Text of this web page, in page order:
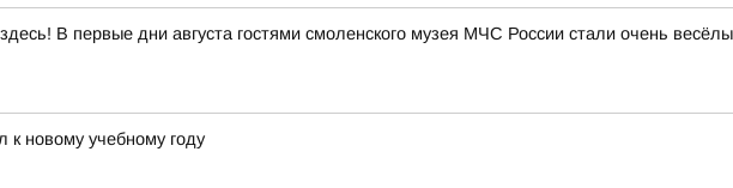
В первые дни августа гостями смоленского музея МЧС России стали очень
к новому учебному году